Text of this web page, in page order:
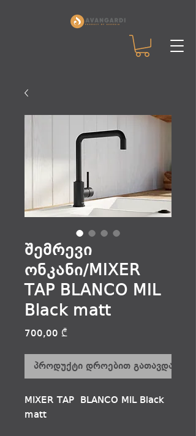
შემრევი
ონკანი/MIXER
TAP BLANCO MIL
Black matt
700,00 ₾
პროდუქტი დროებით გათავდა
MIXER TAP BLANCO MIL Black
matt